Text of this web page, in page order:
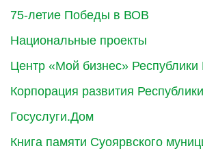
75-летие Победы в ВОВ
Национальные проекты
Центр «Мой бизнес» Республики
Корпорация развития
Госуслуги.Дом
Книга памяти Суоярвского